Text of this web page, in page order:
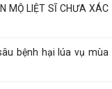
MỘ LIỆT SĨ CHƯA XÁC
bệnh hại lúa vụ mùa